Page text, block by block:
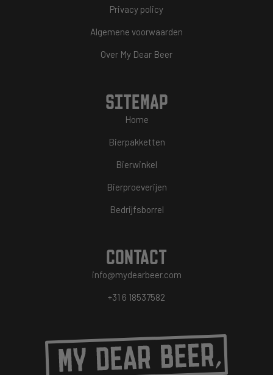
Privacy policy
Algemene voorwaarden
Over My Dear Beer
SITEMAP
Home
Bierpakketten
Bierwinkel
Bierproeverijen
Bedrijfsborrel
CONTACT
info@mydearbeer.com
+31 6 18537582